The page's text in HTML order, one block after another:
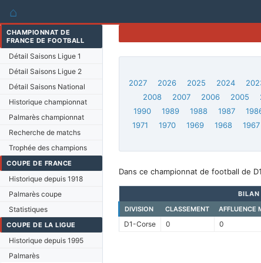
⌂
CHAMPIONNAT DE
FRANCE DE FOOTBALL
Détail Saisons Ligue 1
Détail Saisons Ligue 2
Détail Saisons National
Historique championnat
Palmarès championnat
Recherche de matchs
Trophée des champions
COUPE DE FRANCE
Historique depuis 1918
Palmarès coupe
Statistiques
COUPE DE LA LIGUE
Historique depuis 1995
Palmarès
2027
2026 2025 2024
2008
2007 2006 2005
1990
1989 1988 1987
1971
1970 1969 1968 1967
Dans ce championnat de football de
DIVISION
CLASSEMENT AFFLUENCE
D1-Corse 0 0